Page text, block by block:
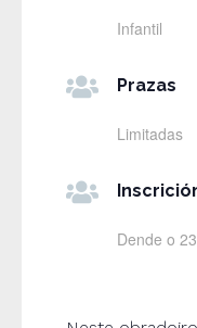
Infantil
 Prazas
Limitadas

Dende o